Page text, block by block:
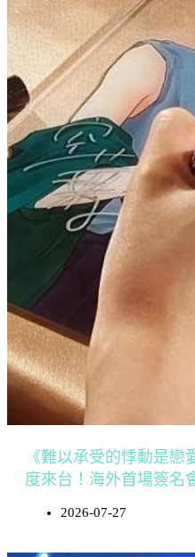
《難以承受的悸動是
度來台！海外首場簽名
2026-07-27